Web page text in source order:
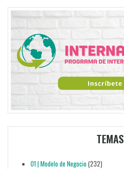
TEMAS
01 | Modelo de Negocio(232)